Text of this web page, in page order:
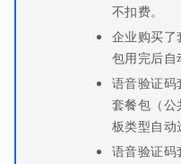
不扣费。
企业购买了
包用完后自
语音验证码
套餐包（公
板类型自动
语音验证码